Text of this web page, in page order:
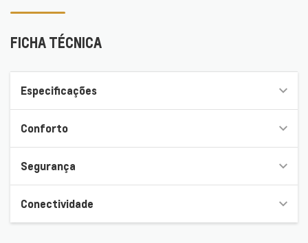
FICHA TÉCNICA
Especificações
Conforto
Segurança
Conectividade